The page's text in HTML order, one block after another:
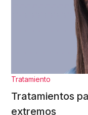
Tratamiento
Tratamientos
extremos